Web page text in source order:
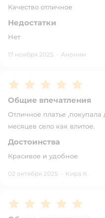
Качество отличное
Недостатки
Нет
17 ноября 2025 · Аноним
Рейтинг:5
Общие впечатления
Отличное платье
месяцев село как влитое.
Достоинства
Красивое и удобное
02 октября 2025 · Кира К.
Рейтинг:5